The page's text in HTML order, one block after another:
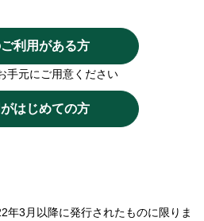
利用がある方
手元にご用意ください
はじめての方
年3月以降に発行されたものに限りま